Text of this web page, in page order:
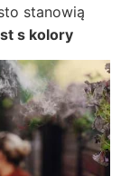
stanowią
s kolory